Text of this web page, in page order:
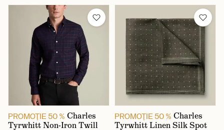
PROMOŢIE 50 % Charles
Tyrwhitt Non-Iron Twill
PROMOŢIE 50 % Charles
Tyrwhitt Linen Silk Spot